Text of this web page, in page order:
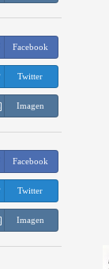
Facebook
Twitter
Imagen
Facebook
Twitter
Imagen